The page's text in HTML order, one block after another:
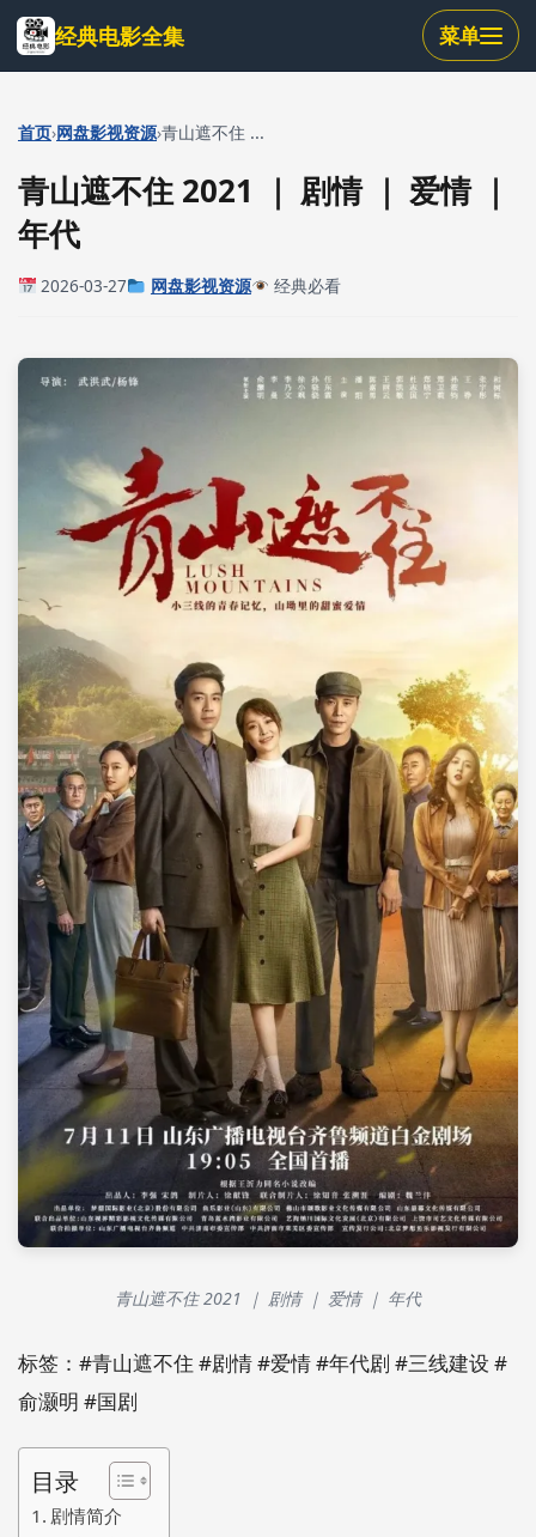
跳
到
主
内
经典电影全集 菜单
首页›网盘影视资源›青山遮不住 ...
青山遮不住 2021 ｜ 剧情 ｜ 爱情 ｜
年代
2026-03-27 网盘影视资源 经典必看
青山遮不住 2021 ｜ 剧情 ｜ 爱情 ｜ 年代
标签：#青山遮不住 #剧情 #爱情 #年代剧 #三线建设 #
俞灏明 #国剧
目录
剧情简介